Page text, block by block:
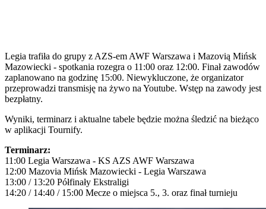
Legia trafiła do grupy z AZS-em AWF Warszawa i Mazovią Mińsk
Mazowiecki - spotkania rozegra o 11:00 oraz 12:00. Finał zawodów
zaplanowano na godzinę 15:00. Niewykluczone, że organizator
przeprowadzi transmisję na żywo na Youtube. Wstęp na zawody jest
bezpłatny.
Wyniki, terminarz i aktualne tabele będzie można śledzić na bieżąco
w aplikacji Tournify.
Terminarz:
11:00 Legia Warszawa - KS AZS AWF Warszawa
12:00 Mazovia Mińsk Mazowiecki - Legia Warszawa
13:00 / 13:20 Półfinały Ekstraligi
14:20 / 14:40 / 15:00 Mecze o miejsca 5., 3. oraz finał turnieju